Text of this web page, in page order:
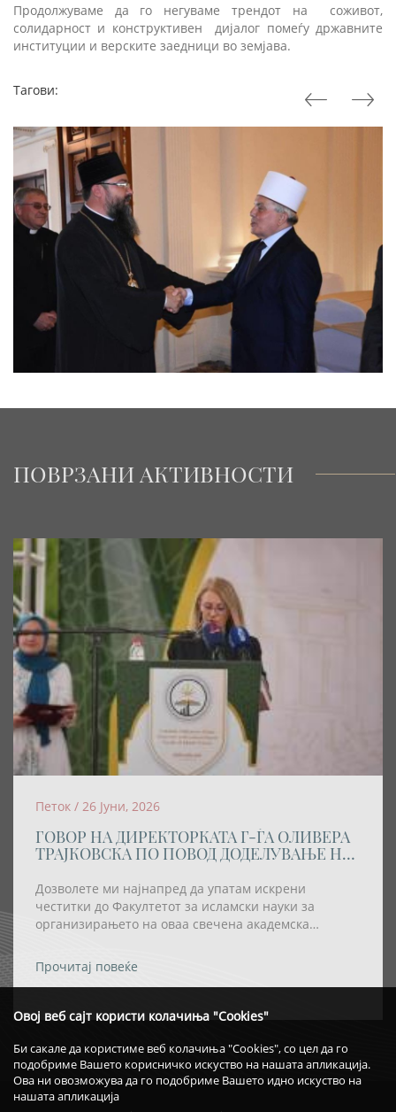
Овој веб сајт користи колачиња "Cookies"
Би сакале да користиме веб колачиња "Cookies", со цел да го
подобриме Вашето корисничко искуство на нашата апликација.
Ова ни овозможува да го подобриме Вашето идно искуство на
нашата апликација
Продолжуваме да го негуваме трендот на
соживот,
солидарност и конструктивен
дијалог помеѓу државните
институции и верските заедници во земјава.
Тагови:
ПОВРЗАНИ АКТИВНОСТИ
Петок / 26 Јуни, 2026
ГОВОР НА ДИРЕКТОРКАТА Г-ЃА ОЛИВЕРА
ТРАЈКОВСКА ПО ПОВОД ДОДЕЛУВАЊЕ НА
HONORIS CAUSA” НА РЕИСОТ НА ИВЗ
Дозволете ми најнапред да упатам искрени
честитки до Факултетот за исламски науки за
организирањето на оваа свечена академска
академско признание – титулата „Doctor Honoris
Causa“ – да му биде доделена на Реис-ул-улема Хаџи
Прочитај повеќе